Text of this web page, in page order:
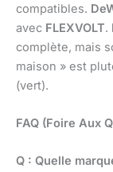
compatibles.
avec FLEXVOLT.
complète, mais
maison » est
(vert).
FAQ (Foire Aux
Q : Quelle